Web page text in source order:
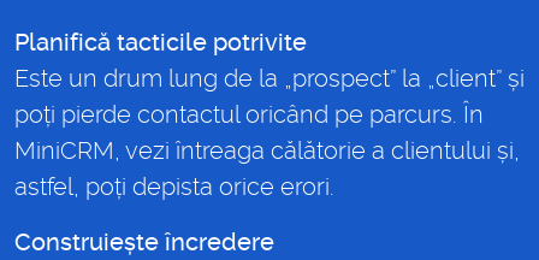
Planifică tacticile potrivite
Este un drum lung de la „prospect” la „client” și
poți pierde contactul oricând pe parcurs. În
MiniCRM, vezi întreaga călătorie a clientului și,
astfel, poți depista orice erori.
Construiește încredere